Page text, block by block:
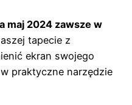
maj 2024 zawsze w
tapecie z
ekran swojego
praktyczne narzędzie